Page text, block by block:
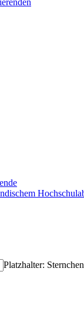
Platzhalter: